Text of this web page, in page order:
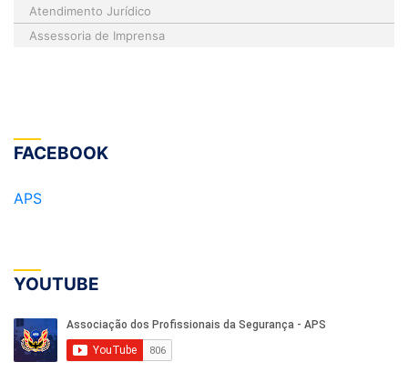
Atendimento Jurídico
Assessoria de Imprensa
FACEBOOK
APS
YOUTUBE